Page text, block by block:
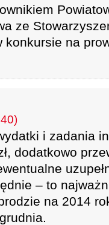
ze
konkursie na
i zadania
dodatkowo
– to
na 2014